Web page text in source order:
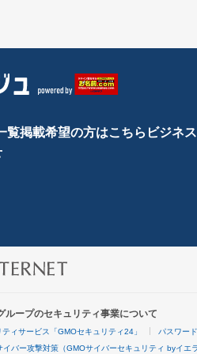
覧掲載希望の方はこちら ビジネ
ループのセキュリティ事業について
ィサービス「GMOセキュリティ24」 パスワー
イバー攻撃対策（GMOサイバーセキュリティ byイエラ